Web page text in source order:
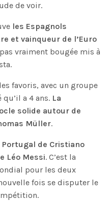
de voir.
les Espagnols
et vainqueur de l’Euro
pas vraiment bougée mis à
favoris, avec un groupe
a 4 ans. La
solide autour de
Müller.
Portugal de Cristiano
Léo Messi. C’est la
pour les deux
fois se disputer le